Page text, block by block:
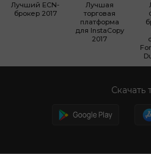
Лучший ECN-
брокер 2017
Лучшая
торговая
платформа
для InstaCopy
2017
Скачать